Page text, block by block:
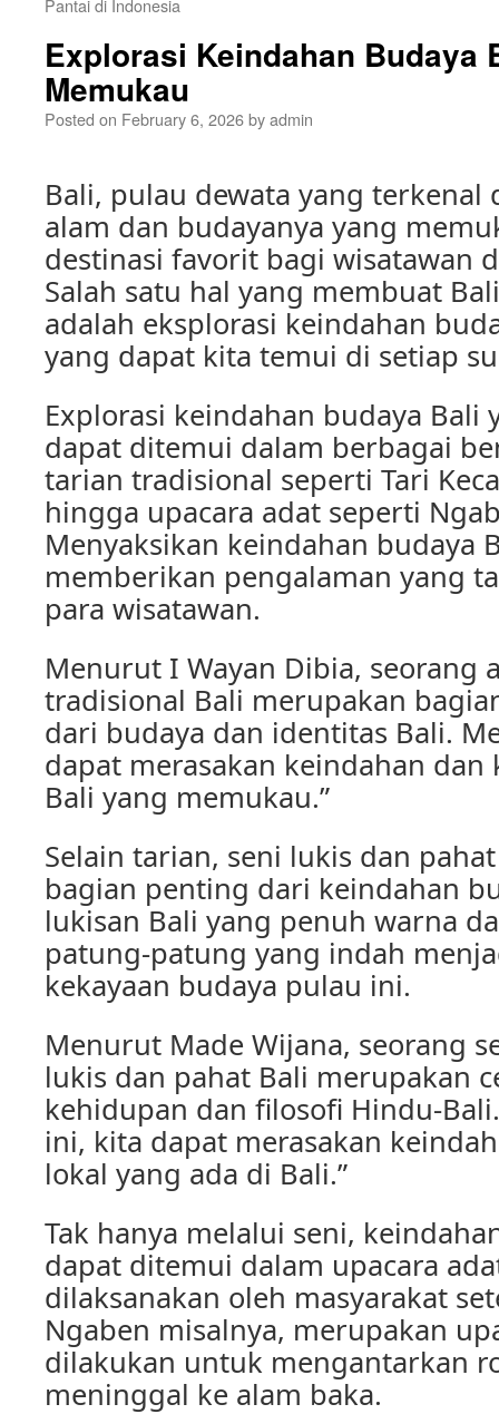
Pantai di Indonesia
Explorasi Keindahan Budaya
Memukau
Posted on February 6, 2026byadmin
Bali, pulau dewata yang terkenal
alam dan budayanya yang
destinasi favorit bagi wisatawan
Salah satu hal yang membuat
adalah eksplorasi keindahan
yang dapat kita temui di setiap
Explorasi keindahan budaya Bali
dapat ditemui dalam berbagai
tarian tradisional seperti Tari
hingga upacara adat seperti
Menyaksikan keindahan budaya
memberikan pengalaman yang
para wisatawan.
Menurut I Wayan Dibia, seorang
tradisional Bali merupakan
dari budaya dan identitas Bali.
dapat merasakan keindahan dan
Bali yang memukau.”
Selain tarian, seni lukis dan
bagian penting dari keindahan
lukisan Bali yang penuh warna
patung-patung yang indah
kekayaan budaya pulau ini.
Menurut Made Wijana, seorang
lukis dan pahat Bali merupakan
kehidupan dan filosofi Hindu-
ini, kita dapat merasakan
lokal yang ada di Bali.”
Tak hanya melalui seni,
dapat ditemui dalam upacara
dilaksanakan oleh masyarakat
Ngaben misalnya, merupakan
dilakukan untuk mengantarkan
meninggal ke alam baka.